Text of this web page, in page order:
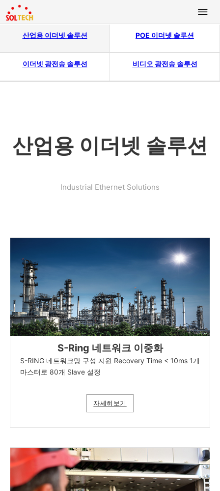
산업용 이더넷 솔루션 POE 이더넷 솔루션
이더넷 광전송 솔루션 비디오 광전송 솔루션
산업용 이더넷 솔루션
Industrial Ethernet Solutions
S-Ring 네트워크 이중화
S-RING 네트워크망 구성 지원 Recovery Time < 10ms 1개
마스터로 80개 Slave 설정
자세히보기